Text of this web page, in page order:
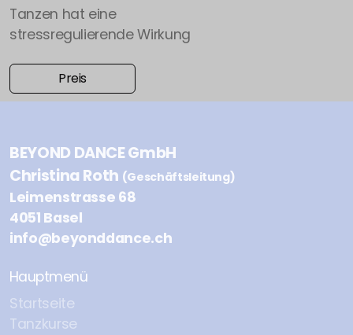
Tanzen hat eine
stressregulierende Wirkung
Preis
BEYOND DANCE GmbH
Christina Roth (Geschäftsleitung)
Leimenstrasse 68
4051 Basel
info@beyonddance.ch
Hauptmenü
Startseite
Tanzkurse